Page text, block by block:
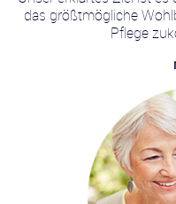
das größtmögliche
Pflege